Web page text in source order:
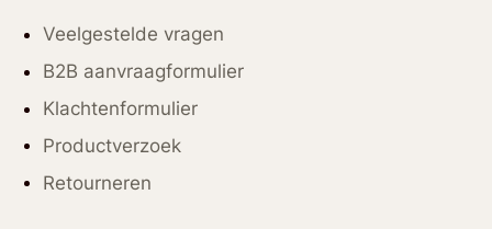
Veelgestelde vragen
B2B aanvraagformulier
Klachtenformulier
Productverzoek
Retourneren